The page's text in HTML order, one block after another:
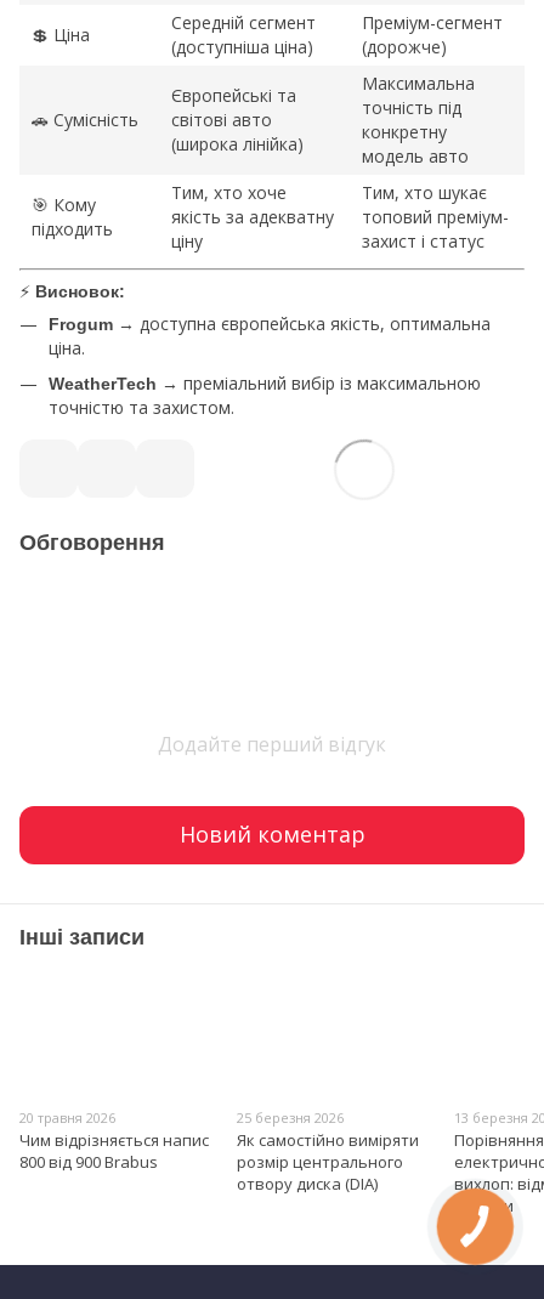
💲 Ціна
Середній сегмент
(доступніша ціна)
Преміум-сегмент
(дорожче)
🚗 Сумісність
Європейські та
світові авто
(широка лінійка)
Максимальна
точність під
конкретну
модель авто
🎯 Кому
підходить
Тим, хто хоче
якість за адекватну
ціну
Тим, хто шукає
топовий преміум-
захист і статус
⚡ Висновок:
Frogum → доступна європейська якість, оптимальна
ціна.
WeatherTech → преміальний вибір із максимальною
точністю та захистом.
Обговорення
Додайте перший відгук
Новий коментар
Інші записи
20 травня 2026
Чим відрізняється напис
800 від 900 Brabus
25 березня 2026
Як самостійно виміряти
розмір центрального
отвору диска (DIA)
13 березня
вихлоп:
нюанси